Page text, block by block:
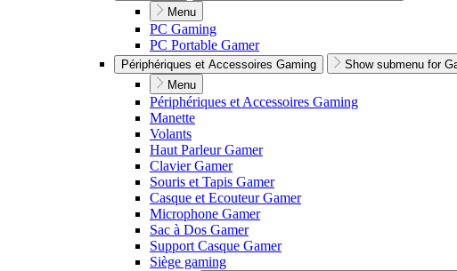
Menu
PC Gaming
PC Portable Gamer
Périphériques et Accessoires Gaming
Show submenu for
Menu
Périphériques et Accessoires Gaming
Manette
Volants
Haut Parleur Gamer
Clavier Gamer
Souris et Tapis Gamer
Casque et Ecouteur Gamer
Microphone Gamer
Sac à Dos Gamer
Support Casque Gamer
Siège gaming